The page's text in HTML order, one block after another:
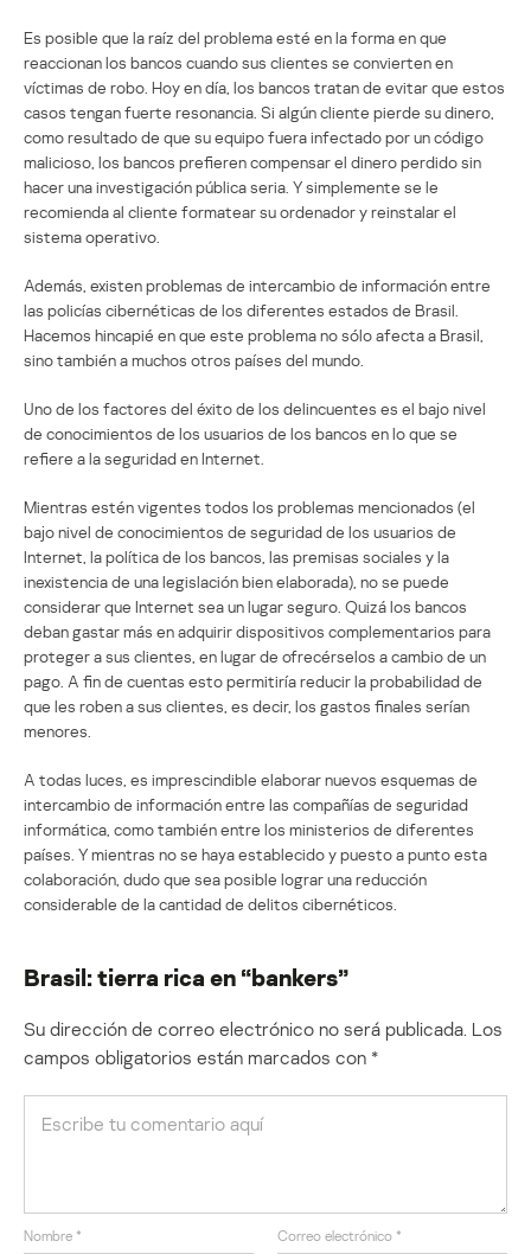
Es posible que la raíz del problema esté en la forma en que
reaccionan los bancos cuando sus clientes se convierten en
víctimas de robo. Hoy en día, los bancos tratan de evitar que estos
casos tengan fuerte resonancia. Si algún cliente pierde su dinero,
como resultado de que su equipo fuera infectado por un código
malicioso, los bancos prefieren compensar el dinero perdido sin
hacer una investigación pública seria. Y simplemente se le
recomienda al cliente formatear su ordenador y reinstalar el
sistema operativo.
Además, existen problemas de intercambio de información entre
las policías cibernéticas de los diferentes estados de Brasil.
Hacemos hincapié en que este problema no sólo afecta a Brasil,
sino también a muchos otros países del mundo.
Uno de los factores del éxito de los delincuentes es el bajo nivel
de conocimientos de los usuarios de los bancos en lo que se
refiere a la seguridad en Internet.
Mientras estén vigentes todos los problemas mencionados (el
bajo nivel de conocimientos de seguridad de los usuarios de
Internet, la política de los bancos, las premisas sociales y la
inexistencia de una legislación bien elaborada), no se puede
considerar que Internet sea un lugar seguro. Quizá los bancos
deban gastar más en adquirir dispositivos complementarios para
proteger a sus clientes, en lugar de ofrecérselos a cambio de un
pago. A fin de cuentas esto permitiría reducir la probabilidad de
que les roben a sus clientes, es decir, los gastos finales serían
menores.
A todas luces, es imprescindible elaborar nuevos esquemas de
intercambio de información entre las compañías de seguridad
informática, como también entre los ministerios de diferentes
países. Y mientras no se haya establecido y puesto a punto esta
colaboración, dudo que sea posible lograr una reducción
considerable de la cantidad de delitos cibernéticos.
Brasil: tierra rica en “bankers”
Su dirección de correo electrónico no será publicada. Los
campos obligatorios están marcados con *
Nombre * Correo electrónico *